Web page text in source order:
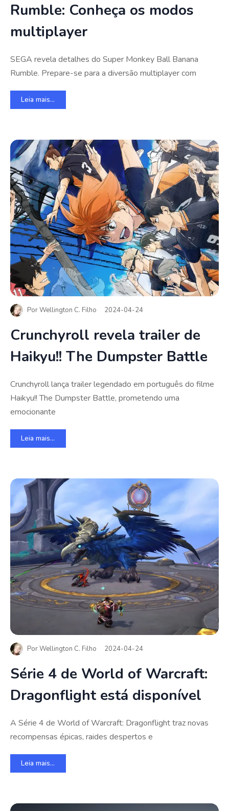
Rumble: Conheça os modos
multiplayer
SEGA revela detalhes do Super Monkey Ball Banana
Rumble. Prepare-se para a diversão multiplayer com
Leia mais...
PorWellington C. Filho 2024-04-24
Crunchyroll revela trailer de
Haikyu!! The Dumpster Battle
Crunchyroll lança trailer legendado em português do filme
Haikyu!! The Dumpster Battle, prometendo uma
emocionante
Leia mais...
PorWellington C. Filho 2024-04-24
Série 4 de World of Warcraft:
Dragonflight está disponível
A Série 4 de World of Warcraft: Dragonflight traz novas
recompensas épicas, raides despertos e
Leia mais...